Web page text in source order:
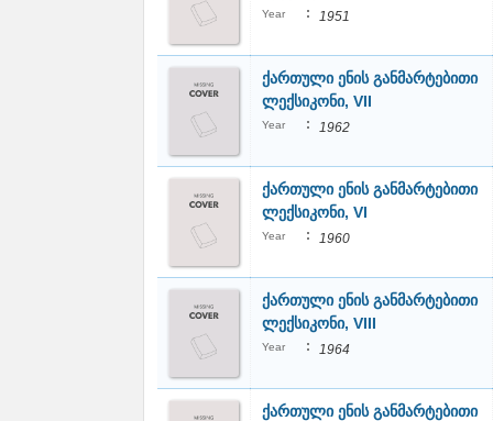
Year : 1951
ქართული ენის განმარტებითი
ლექსიკონი, VII
Year : 1962
ქართული ენის განმარტებითი
ლექსიკონი, VI
Year : 1960
ქართული ენის განმარტებითი
ლექსიკონი, VIII
Year : 1964
ქართული ენის განმარტებითი